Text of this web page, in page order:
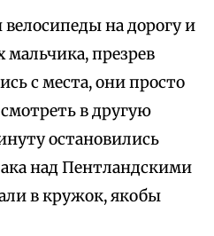
на дорогу и
мальчика, презрев
с места, они просто
в другую
остановились
над Пентландскими
в кружок, якобы